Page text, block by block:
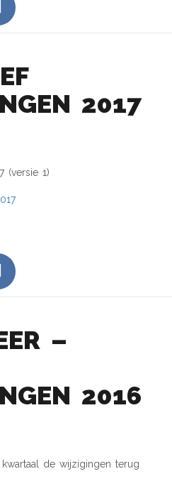
2017
(versie 1)
–
2016
de wijzigingen terug